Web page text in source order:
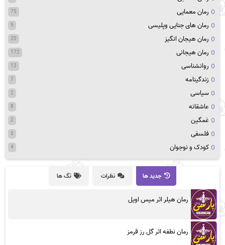
رمان معمایی 75
رمان های جنایی وپلیسی 9
رمان هیجان انگیز 20
رمان هیجانی 172
روانشناسی 13
زندگینامه 7
سیاسی 2
عاشقانه 8
غمگین 2
فلسفی 5
کودک و نوجوان 4
جدید ها نظرات تگ ها
رمان هیلر اثر میس اویل
رمان نطفه اثر گل رز قرمز